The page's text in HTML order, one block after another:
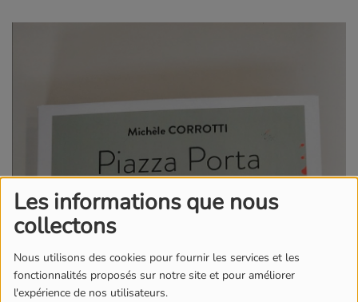
Les informations que nous
collectons
Nous utilisons des cookies pour fournir les services et les
fonctionnalités proposés sur notre site et pour améliorer
l'expérience de nos utilisateurs.